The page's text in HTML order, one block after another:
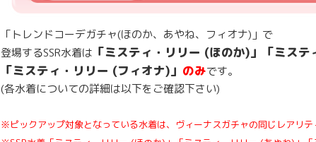
「トレンドコーデガチャ(ほのか、あやね、フィオナ)」で
登場するSSR水着は 「ミスティ・リリー (ほのか)」
「ミス
「ミスティ・リリー (フィオナ)」 のみです。
(各水着についての詳細は以下をご確認下さい)
※ピックアップ対象となっている水着は、ヴィーナスガチャの同じレアリテ